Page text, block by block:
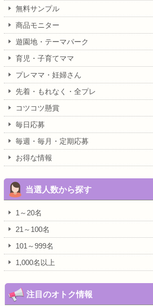
無料サンプル
商品モニター
遊園地・テーマパーク
育児・子育てママ
プレママ・妊婦さん
先着・もれなく・全プレ
コツコツ懸賞
毎日応募
毎週・毎月・定期応募
お得な情報
当選人数から探す
1～20名
21～100名
101～999名
1,000名以上
注目のオトク情報